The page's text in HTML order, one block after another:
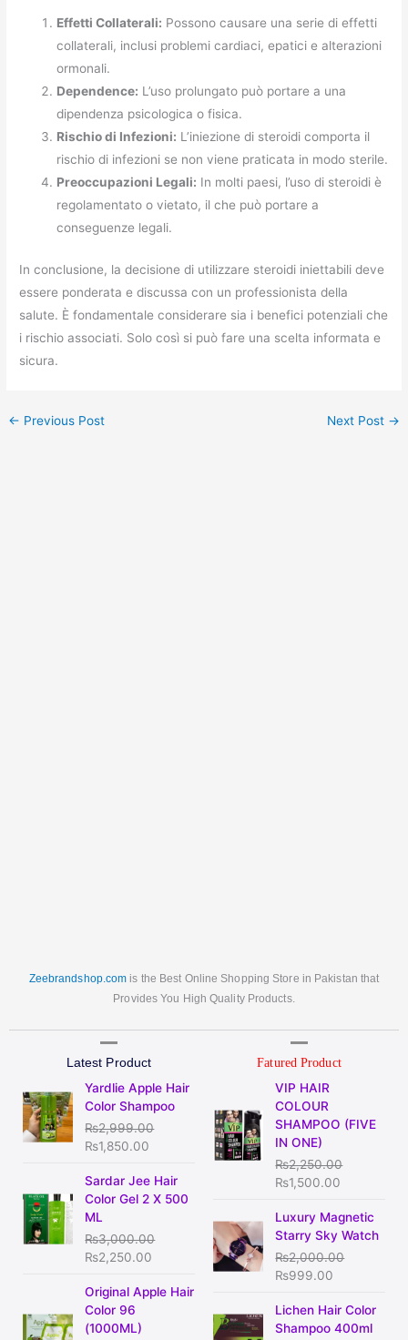
Effetti Collaterali: Possono causare una serie di effetti
collaterali, inclusi problemi cardiaci, epatici e alterazioni
ormonali.
Dependence: L’uso prolungato può portare a una
dipendenza psicologica o fisica.
Rischio di Infezioni: L’iniezione di steroidi comporta il
rischio di infezioni se non viene praticata in modo sterile.
Preoccupazioni Legali: In molti paesi, l’uso di steroidi è
regolamentato o vietato, il che può portare a
conseguenze legali.
In conclusione, la decisione di utilizzare steroidi iniettabili deve
essere ponderata e discussa con un professionista della
salute. È fondamentale considerare sia i benefici potenziali che
i rischio associati. Solo così si può fare una scelta informata e
sicura.
← Previous Post Next Post →
Zeebrandshop.com is the Best Online Shopping Store in Pakistan that
Provides You High Quality Products.
Latest Product
Yardlie Apple Hair
Color Shampoo
₨2,999.00
Original
price
was:
₨2,999.00.
₨1,850.00
Current
price
is:
₨1,850.00.
Sardar Jee Hair
Color Gel 2 X 500
ML
₨3,000.00
price
was:
₨3,000.00.
₨2,250.00
Current
price
is:
₨2,250.00.
Original Apple Hair
Color 96
(1000ML)
Original
price
was:
Current
price
Fatured Product
VIP HAIR
COLOUR
SHAMPOO (FIVE
IN ONE)
₨2,250.00
price
was:
₨2,250.00.
₨1,500.00
is:
Luxury Magnetic
Starry Sky Watch
₨2,000.00
price
was:
₨2,000.00.
₨999.00
Current
price
is:
₨999.00.
Lichen Hair Color
Shampoo 400ml
Original
price
price